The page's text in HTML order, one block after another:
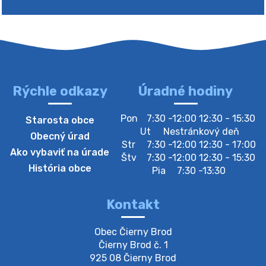
4. augusta 2026 10:05
Zberný dvor-Gyűjtőudvar
Oznamujeme obyvateľom, že v stredu 05. augusta
bude zberný dvor zatvorený. Értesítjük a lakosokat,
hogy szerdán augusztus 05-én a gyűjtőudvar zárva
lesz https://ciernybrod.sk?p=214…
Zber separovaného odpadu plastu-
Szeparált műanya…
Oznamujeme obyvateľom, že v stredu 05. augusta
Rýchle odkazy
Starosta obce
Obecný úrad
Ako vybaviť na úrade
História obce
Úradné hodiny
Pon
7:30 -12:00 12:30 - 15:30
Ut
Nestránkový deň
Str
7:30 -12:00 12:30 - 17:00
Štv
7:30 -12:00 12:30 - 15:30
Pia
7:30 -13:30
Kontakt
Obec Čierny Brod
Čierny Brod č. 1
925 08 Čierny Brod